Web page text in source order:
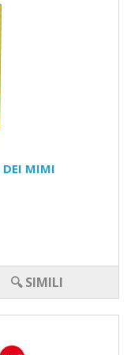
DEI MIMI
🔍 SIMILI